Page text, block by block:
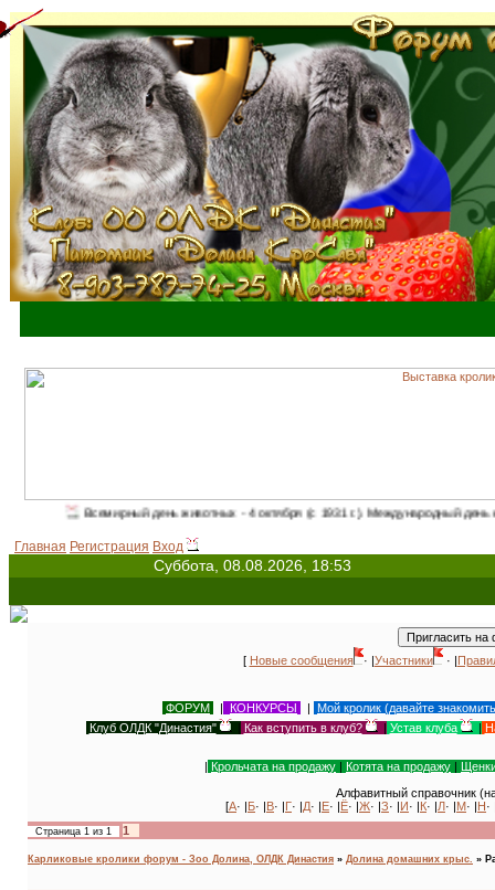
Всемирный день животных - 4 октября (с 1931 г.). Международный день
Главная Регистрация Вход
Суббота, 08.08.2026, 18:53
[ Новые сообщения · |Участники · |
ФОРУМ | КОНКУРСЫ | Мой кролик (давайте
Клуб ОЛДК "Династия"
| Как вступить в клуб? | Устав клуба |
| Крольчата на продажу | Котята на продажу |
Алфавитный справочник
[А· |Б· |В· |Г· |Д· |Е· |Ё· |Ж· |З· |И· |К· |Л· |М· |Н·
Страница 1 из 1 1
Карликовые кролики форум - Зоо Долина, ОЛДК Династия » Долина домашних крыс. »